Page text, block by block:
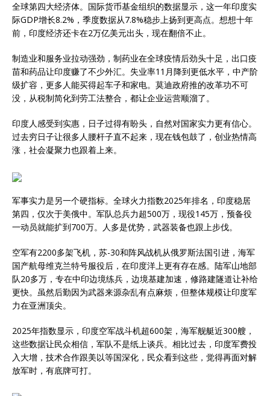
全球第四大经济体。国际货币基金组织的数据显示，这一年印度实
际GDP增长8.2%，季度数据从7.8%稳步上扬到更高点。想想十年
前，印度经济还卡在2万亿美元出头，现在翻倍不止。
制造业和服务业拉动强劲，制药业在全球疫情后劲头十足，出口疫
苗和药品让印度赚了不少外汇。失业率11月降到更低水平，中产阶
级扩容，更多人能买得起车子和家电。莫迪政府推的改革功不可
没，从税制简化到劳工法整合，都让企业运营顺溜了。
印度人感受到实惠，日子过得有盼头，自然对国家实力更有信心。
过去穷日子让很多人腰杆子直不起来，现在钱包鼓了，创业热情高
涨，社会凝聚力也跟着上来。
军事实力是另一个硬指标。全球火力指数2025年排名，印度稳居
第四，仅次于美俄中。军队总兵力超500万，现役145万，预备役
一动员就能扩到700万。人多是优势，武器装备也跟上步伐。
空军有2200多架飞机，苏-30和阵风战机从俄罗斯法国引进，海军
国产航母维克兰特号服役后，在印度洋上更有存在感。陆军山地部
队20多万，专在中印边境练兵，边境基建加速，修路建隧道让补给
更快。虽然后勤因为武器来源杂乱有点麻烦，但整体规模让印度军
力在亚洲顶尖。
2025年指数显示，印度空军战斗机超600架，海军舰艇近300艘，
这些数据让民众相信，军队不是纸上谈兵。相比过去，印度军费投
入大增，技术合作跟美以等国深化，民众看到这些，觉得再面对解
放军时，有底牌可打。